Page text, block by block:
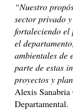
“Nuestro
sector privado
fortaleciendo el
el
ambientales de
parte de estas
proyectos y
Alexis Sanabria
Departamental.